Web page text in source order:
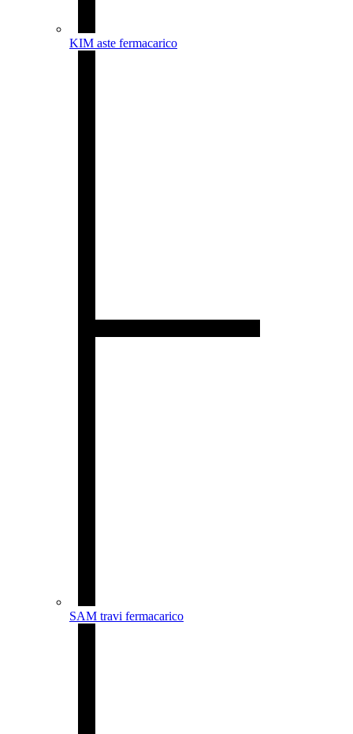
KIM aste fermacarico
SAM travi fermacarico